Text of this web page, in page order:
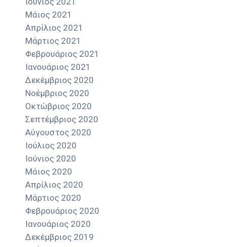
Μάιος 2021
Απρίλιος 2021
Μάρτιος 2021
Φεβρουάριος 2021
Ιανουάριος 2021
Δεκέμβριος 2020
Νοέμβριος 2020
Οκτώβριος 2020
Σεπτέμβριος 2020
Αύγουστος 2020
Ιούλιος 2020
Ιούνιος 2020
Μάιος 2020
Απρίλιος 2020
Μάρτιος 2020
Φεβρουάριος 2020
Ιανουάριος 2020
Δεκέμβριος 2019